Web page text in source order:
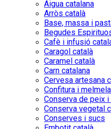
Aigua catalana
Arròs català
Base, massa i
Begudes
Cafè i infusió
Caragol català
Caramel català
Carn catalana
Cervesa artesana
Confitura i
Conserva de peix i
Conserva vegetal
Conserves i sucs